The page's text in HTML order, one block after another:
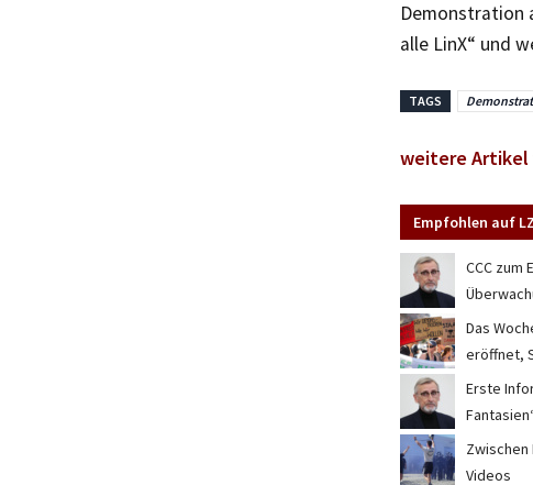
Demonstration
alle LinX“ und
TAGS
weitere Artikel
Empfohlen auf LZ
CCC
Das
eröffnet,
Erste
Zwischen
Videos